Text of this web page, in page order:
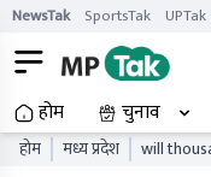
NewsTak SportsTak UPTak
होम चुनाव
होम मध्य प्रदेश
will thousand trees be